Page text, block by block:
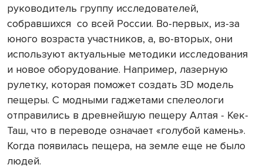
руководитель группу исследователей,
собравшихся со всей России. Во-первых, из-за
юного возраста участников, а, во-вторых, они
используют актуальные методики исследования
и новое оборудование. Например, лазерную
рулетку, которая поможет создать ЗD модель
пещеры. С модными гаджетами спелеологи
отправились в древнейшую пещеру Алтая - Кек-
Таш, что в переводе означает «голубой камень».
Когда появилась пещера, на земле еще не было
людей.